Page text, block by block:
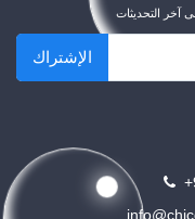
آخر التحديثات
الإشتراك